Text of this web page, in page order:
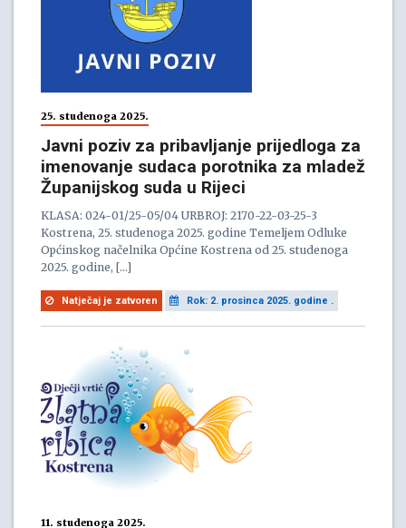
25. studenoga 2025.
Javni poziv za pribavljanje prijedloga za
imenovanje sudaca porotnika za mladež
Županijskog suda u Rijeci
KLASA: 024-01/25-05/04 URBROJ: 2170-22-03-25-3
Kostrena, 25. studenoga 2025. godine Temeljem Odluke
Općinskog načelnika Općine Kostrena od 25. studenoga
2025. godine, […]
Natječaj je zatvoren Rok: 2. prosinca 2025. godine .
11. studenoga 2025.